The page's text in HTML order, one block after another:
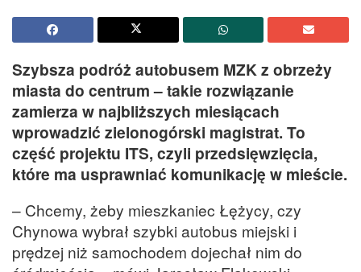
Szybsza podróż autobusem MZK z obrzeży
miasta do centrum – takie rozwiązanie
zamierza w najbliższych miesiącach
wprowadzić zielonogórski magistrat. To
część projektu ITS, czyli przedsięwzięcia,
które ma usprawniać komunikację w mieście.
– Chcemy, żeby mieszkaniec Łężycy, czy
Chynowa wybrał szybki autobus miejski i
prędzej niż samochodem dojechał nim do